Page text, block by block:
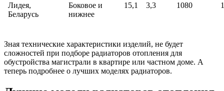
Лидея,
Беларусь
Боковое и
нижнее
15,1 3,3 1080
Зная технические характеристики изделий, не будет
сложностей при подборе радиаторов отопления для
обустройства магистрали в квартире или частном доме. А
теперь подробнее о лучших моделях радиаторов.